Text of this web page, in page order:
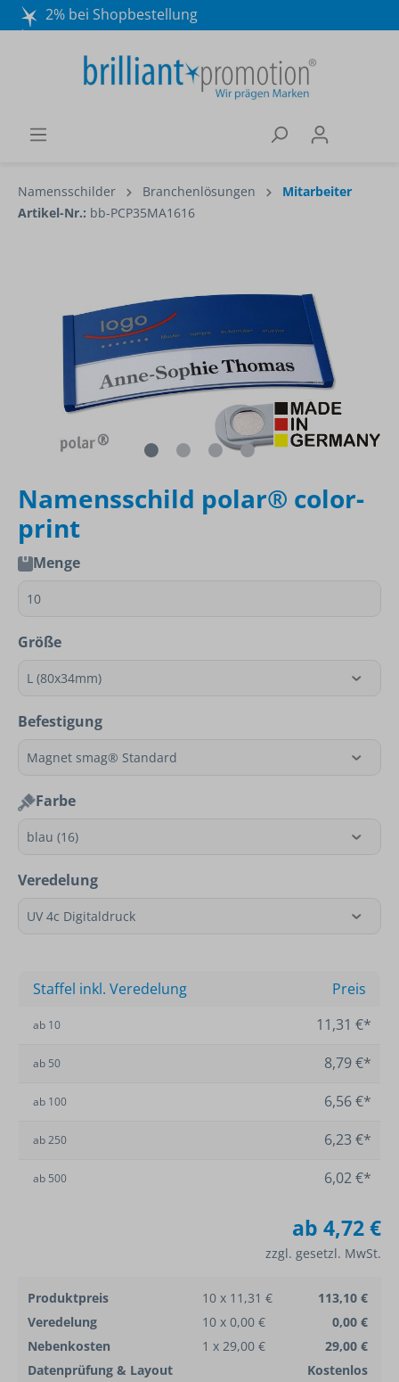
2% bei Shopbestellung
Wir beraten Sie gerne:
040 / 570 18 25 70
Namensschilder Branchenlösungen
Mitarbeiter
Artikel-Nr.: bb-PCP35MA1616
Namensschild polar® color-
print
Menge
Größe
Befestigung
Farbe
Veredelung
Staffel inkl. Veredelung Preis
ab 10 11,31 €*
ab 50 8,79 €*
ab 100 6,56 €*
ab250 6,23 €*
ab 500 6,02 €*
ab 4,72 €
zzgl. gesetzl. MwSt.
Produktpreis 10 x 11,31 €
113,10 €
Veredelung
10 x 0,00 €
0,00 €
Nebenkosten
1 x 29,00 €
29,00 €
Datenprüfung & Layout
Kostenlos